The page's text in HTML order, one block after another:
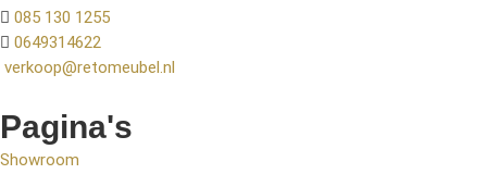
085 130 1255
0649314622
verkoop@retomeubel.nl
Pagina's
Showroom